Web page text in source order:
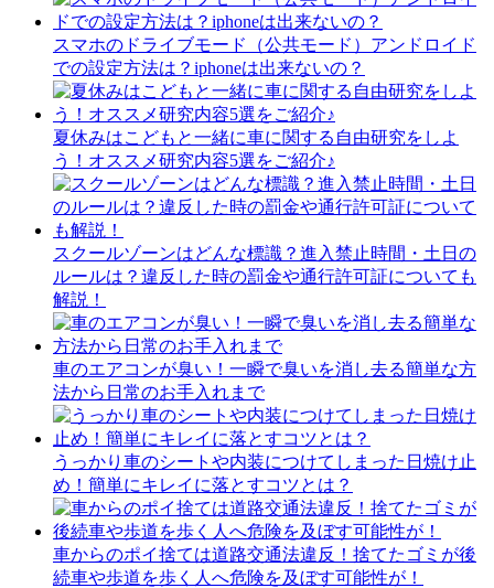
スマホのドライブモード（公共モード）アンドロイド
での設定方法は？iphoneは出来ないの？
夏休みはこどもと一緒に車に関する自由研究をしよ
う！オススメ研究内容5選をご紹介♪
スクールゾーンはどんな標識？進入禁止時間・土日の
ルールは？違反した時の罰金や通行許可証についても
解説！
車のエアコンが臭い！一瞬で臭いを消し去る簡単な方
法から日常のお手入れまで
うっかり車のシートや内装につけてしまった日焼け止
め！簡単にキレイに落とすコツとは？
車からのポイ捨ては道路交通法違反！捨てたゴミが後
続車や歩道を歩く人へ危険を及ぼす可能性が！